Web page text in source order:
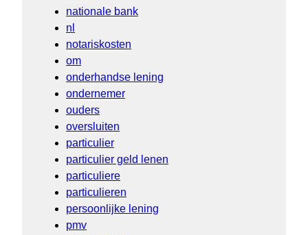
nationale bank
nl
notariskosten
om
onderhandse lening
ondernemer
ouders
oversluiten
particulier
particulier geld lenen
particuliere
particulieren
persoonlijke lening
pmv